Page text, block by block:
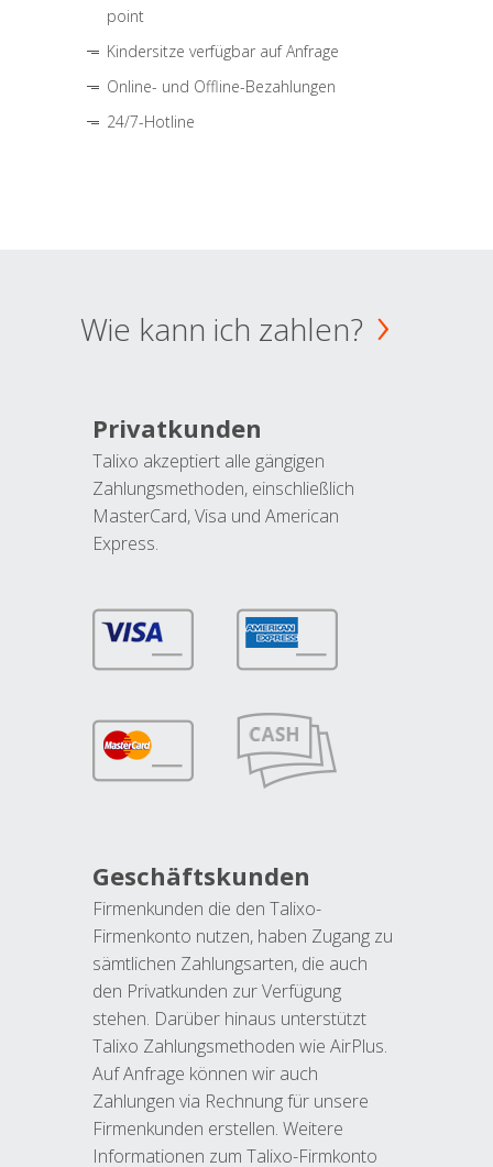
point
Kindersitze verfügbar auf Anfrage
Online- und Offline-Bezahlungen
24/7-Hotline
Wie kann ich zahlen?
Privatkunden
Talixo akzeptiert alle gängigen
Zahlungsmethoden, einschließlich
MasterCard, Visa und American
Express.
Geschäftskunden
Firmenkunden die den Talixo-
Firmenkonto nutzen, haben Zugang zu
sämtlichen Zahlungsarten, die auch
den Privatkunden zur Verfügung
stehen. Darüber hinaus unterstützt
Talixo Zahlungsmethoden wie AirPlus.
Auf Anfrage können wir auch
Zahlungen via Rechnung für unsere
Firmenkunden erstellen. Weitere
Informationen zum Talixo-Firmkonto